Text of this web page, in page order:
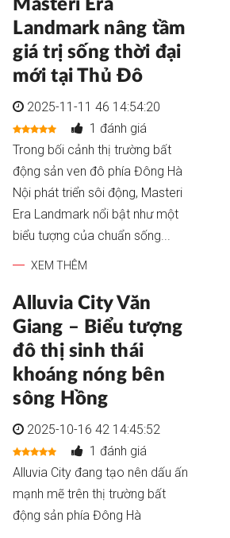
Masteri Era
Landmark nâng tầm
giá trị sống thời đại
mới tại Thủ Đô
2025-11-11 46 14:54:20
1 đánh giá
Trong bối cảnh thị trường bất
động sản ven đô phía Đông Hà
Nội phát triển sôi động, Masteri
Era Landmark nổi bật như một
biểu tượng của chuẩn sống...
XEM THÊM
Alluvia City Văn
Giang – Biểu tượng
đô thị sinh thái
khoáng nóng bên
sông Hồng
2025-10-16 42 14:45:52
1 đánh giá
Alluvia City đang tạo nên dấu ấn
mạnh mẽ trên thị trường bất
động sản phía Đông Hà